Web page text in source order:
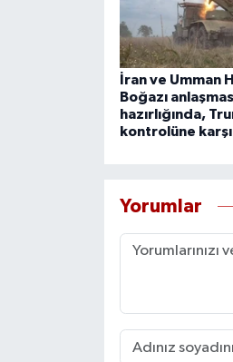
İran ve Umman
Boğazı
hazırlığında,
kontrolüne karşı
Yorumlar